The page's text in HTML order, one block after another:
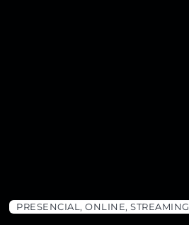
PRESENCIAL, ONLINE, STREAMING